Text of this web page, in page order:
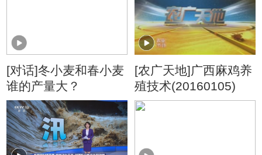
[对话]冬小麦和春小麦
谁的产量大？
[农广天地]广西麻鸡养
殖技术(20160105)